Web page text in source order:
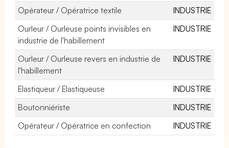
Opérateur / Opératrice textile
INDUSTRIE
Ourleur / Ourleuse points invisibles en
industrie de l'habillement
INDUSTRIE
Ourleur / Ourleuse revers en industrie de
l'habillement
INDUSTRIE
Elastiqueur / Elastiqueuse
INDUSTRIE
Boutonniériste
INDUSTRIE
Opérateur / Opératrice en confection
INDUSTRIE